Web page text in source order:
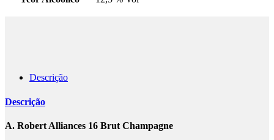
Descrição
Descrição
A. Robert Alliances 16 Brut Champagne